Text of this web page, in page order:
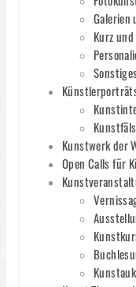
Galerien
Kurz
Kunstwerk der
Open Calls für